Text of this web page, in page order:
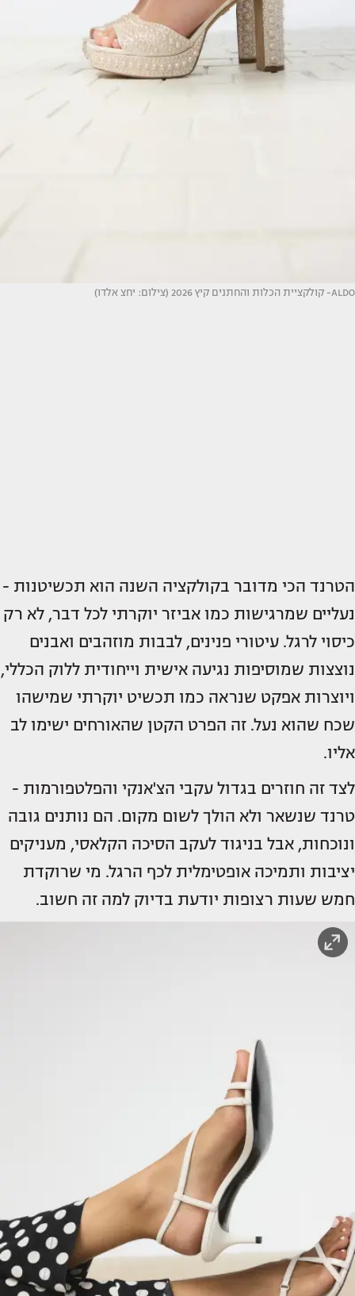
ALDO- קולקציית הכלות והחתנים קיץ 2026 (צילום: יחצ אלדו)
הטרנד הכי מדובר בקולקציה השנה הוא תכשיטנות -
נעליים שמרגישות כמו אביזר יוקרתי לכל דבר, לא רק
כיסוי לרגל. עיטורי פנינים, לבבות מוזהבים ואבנים
נוצצות שמוסיפות נגיעה אישית וייחודית ללוק הכללי,
ויוצרות אפקט שנראה כמו תכשיט יוקרתי שמישהו
שכח שהוא נעל. זה הפרט הקטן שהאורחים ישימו לב
אליו.
לצד זה חוזרים בגדול עקבי הצ'אנקי והפלטפורמות -
טרנד שנשאר ולא הולך לשום מקום. הם נותנים גובה
ונוכחות, אבל בניגוד לעקב הסיכה הקלאסי, מעניקים
יציבות ותמיכה אופטימלית לכף הרגל. מי שרוקדת
חמש שעות רצופות יודעת בדיוק למה זה חשוב.